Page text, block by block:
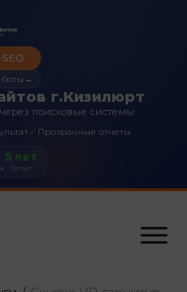
г.Кизилюрт
поисковые системы
✓ Прозрачные отчеты
→
5 лет
Опыт